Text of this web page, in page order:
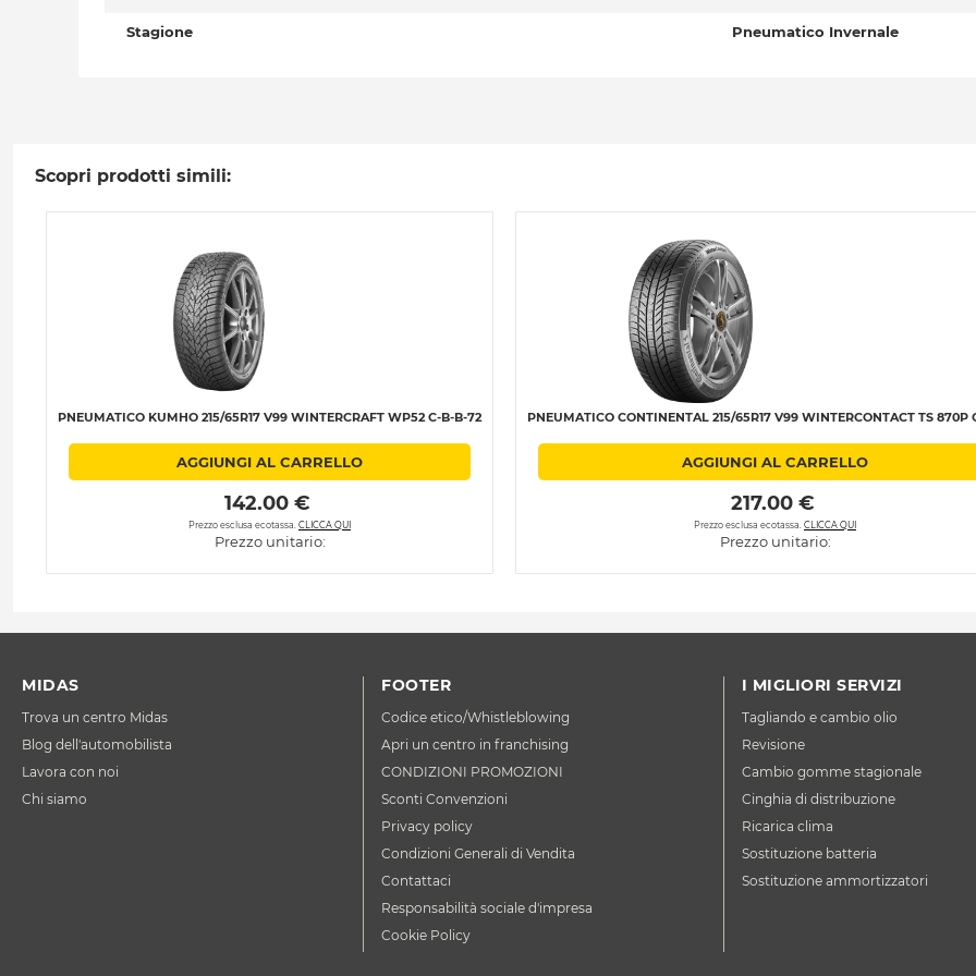
Stagione Pneumatico Invernale
Scopri prodotti simili:
PNEUMATICO KUMHO 215/65R17 V99 WINTERCRAFT WP52 C-B-B-72
AGGIUNGI AL CARRELLO
142.00 €
Prezzo esclusa ecotassa. CLICCA QUI
Prezzo unitario:
PNEUMATICO CONTINENTAL 215/65R17 V99 WINTERCONTACT TS 870P
AGGIUNGI AL CARRELLO
217.00 €
Prezzo esclusa ecotassa. CLICCA QUI
Prezzo unitario:
MIDAS
Trova un centro Midas
Blog dell'automobilista
Lavora con noi
Chi siamo
FOOTER
Codice etico/Whistleblowing
Apri un centro in franchising
CONDIZIONI PROMOZIONI
Sconti Convenzioni
Privacy policy
Condizioni Generali di Vendita
Contattaci
Responsabilità sociale d'impresa
Cookie Policy
I MIGLIORI SERVIZI
Tagliando e cambio olio
Revisione
Cambio gomme stagionale
Cinghia di distribuzione
Ricarica clima
Sostituzione batteria
Sostituzione ammortizzatori